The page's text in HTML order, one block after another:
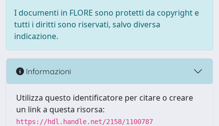
I documenti in FLORE sono protetti da copyright e
tutti i diritti sono riservati, salvo diversa
indicazione.
Informazioni
Utilizza questo identificatore per citare o creare
un link a questa risorsa:
https://hdl.handle.net/2158/1100787